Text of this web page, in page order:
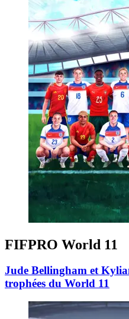
FIFPRO World 11
Jude Bellingham et
trophées du World 11